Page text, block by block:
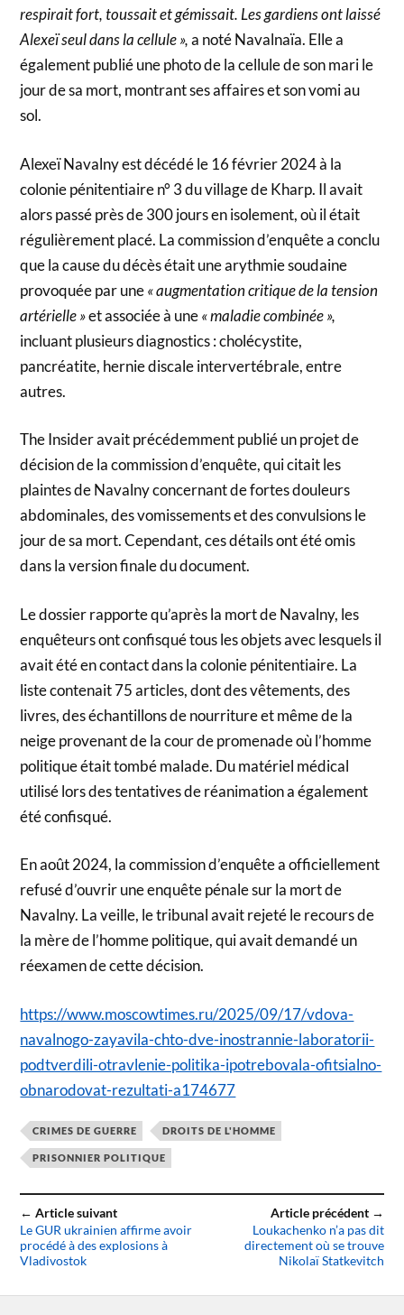
respirait fort, toussait et gémissait. Les gardiens ont laissé
Alexeï seul dans la cellule »,a noté Navalnaïa. Elle a
également publié une photo de la cellule de son mari le
jour de sa mort, montrant ses affaires et son vomi au
sol.
Alexeï Navalny est décédé le 16 février 2024 à la
colonie pénitentiaire n° 3 du village de Kharp. Il avait
alors passé près de 300 jours en isolement, où il était
régulièrement placé. La commission d’enquête a conclu
que la cause du décès était une arythmie soudaine
provoquée par une« augmentation critique de la tension
artérielle »et associée à une« maladie combinée »,
incluant plusieurs diagnostics : cholécystite,
pancréatite, hernie discale intervertébrale, entre
autres.
The Insider avait précédemment publié un projet de
décision de la commission d’enquête, qui citait les
plaintes de Navalny concernant de fortes douleurs
abdominales, des vomissements et des convulsions le
jour de sa mort. Cependant, ces détails ont été omis
dans la version finale du document.
Le dossier rapporte qu’après la mort de Navalny, les
enquêteurs ont confisqué tous les objets avec lesquels il
avait été en contact dans la colonie pénitentiaire. La
liste contenait 75 articles, dont des vêtements, des
livres, des échantillons de nourriture et même de la
neige provenant de la cour de promenade où l’homme
politique était tombé malade. Du matériel médical
utilisé lors des tentatives de réanimation a également
été confisqué.
En août 2024, la commission d’enquête a officiellement
refusé d’ouvrir une enquête pénale sur la mort de
Navalny. La veille, le tribunal avait rejeté le recours de
la mère de l’homme politique, qui avait demandé un
réexamen de cette décision.
https://www.moscowtimes.ru/2025/09/17/vdova-
navalnogo-zayavila-chto-dve-inostrannie-laboratorii-
podtverdili-otravlenie-politika-ipotrebovala-ofitsialno-
obnarodovat-rezultati-a174677
CRIMES DE GUERRE DROITS DE L'HOMME
PRISONNIER POLITIQUE
← Article suivant
Le GUR ukrainien affirme avoir
procédé à des explosions à
Vladivostok
Article précédent →
Loukachenko n’a pas dit
directement où se trouve
Nikolaï Statkevitch